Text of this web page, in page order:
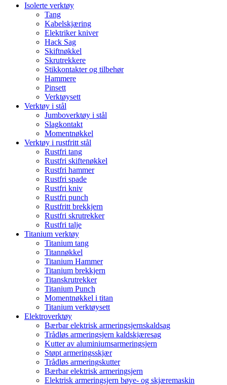
Isolerte verktøy
Tang
Kabelskjæring
Elektriker kniver
Hack Sag
Skiftnøkkel
Skrutrekkere
Stikkontakter og tilbehør
Hammere
Pinsett
Verktøysett
Verktøy i stål
Jumboverktøy i stål
Slagkontakt
Momentnøkkel
Verktøy i rustfritt stål
Rustfri tang
Rustfri skiftenøkkel
Rustfri hammer
Rustfri spade
Rustfri kniv
Rustfri punch
Rustfritt brekkjern
Rustfri skrutrekker
Rustfri talje
Titanium verktøy
Titanium tang
Titannøkkel
Titanium Hammer
Titanium brekkjern
Titanskrutrekker
Titanium Punch
Momentnøkkel i titan
Titanium verktøysett
Elektroverktøy
Bærbar elektrisk armeringsjernskaldsag
Trådløs armeringsjern kaldskjæresag
Kutter av aluminiumsarmeringsjern
Støpt armeringsskjær
Trådløs armeringskutter
Bærbar elektrisk armeringsjern
Elektrisk armeringsjern bøye- og skjæremaskin